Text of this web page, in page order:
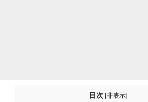
目次 [非表示]